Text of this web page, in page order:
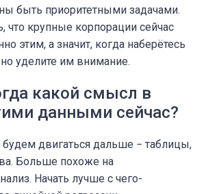
быть приоритетными задачами.
что крупные корпорации сейчас
этим, а значит, когда наберётесь
уделите им внимание.
какой смысл в
данными сейчас?
двигаться дальше − таблицы,
Больше похоже на
Начать лучше с чего-